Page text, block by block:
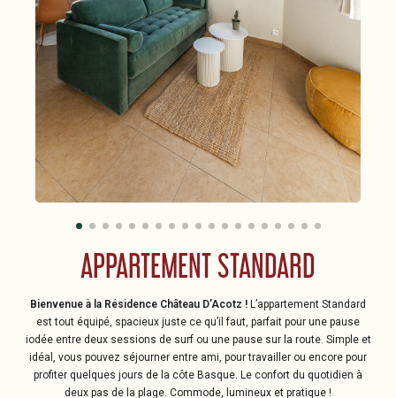
APPARTEMENT STANDARD
Bienvenue à la Résidence Château D’Acotz ! L’appartement Standard
est tout équipé, spacieux juste ce qu’il faut, parfait pour une pause
iodée entre deux sessions de surf ou une pause sur la route. Simple et
idéal, vous pouvez séjourner entre ami, pour travailler ou encore pour
profiter quelques jours de la côte Basque. Le confort du quotidien à
deux pas de la plage. Commode, lumineux et pratique !